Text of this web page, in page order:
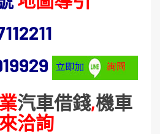
汽車借錢,機車
洽詢